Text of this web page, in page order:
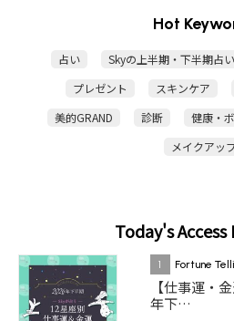
Hot
占い Skyの上半期・下半期占い
プレゼント
スキンケア
美的GRAND
診断
健康・
メイクアッ
Today's
1 Fortune
【仕事運・
年下…